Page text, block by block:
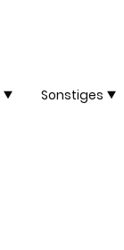
Sonstiges